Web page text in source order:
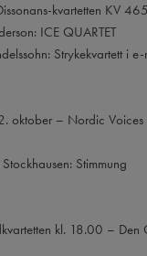
kvartetten KV 465
ICE QUARTET
Strykekvartett i
oktober – Nordic
Stimmung
kl. 18.00 – Den